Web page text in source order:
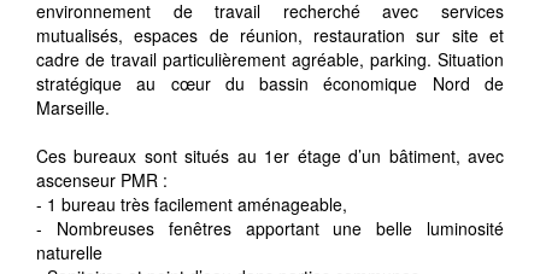
environnement de travail recherché avec services
mutualisés, espaces de réunion, restauration sur site et
cadre de travail particulièrement agréable, parking. Situation
stratégique au cœur du bassin économique Nord de
Marseille.
Ces bureaux sont situés au 1er étage d’un bâtiment, avec
ascenseur PMR :
- 1 bureau très facilement aménageable,
- Nombreuses fenêtres apportant une belle luminosité
naturelle